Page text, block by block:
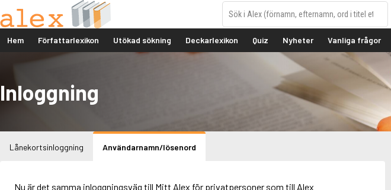
Hem Författarlexikon Utökad sökning Deckarlexikon Quiz Nyheter Vanliga frågor
Inloggning
Lånekortsinloggning Användarnamn/lösenord
Nu är det samma inloggningsväg till Mitt Alex för privatpersoner som till Alex